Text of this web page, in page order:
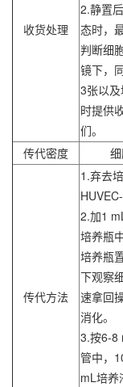
收货处理
2.静置
态时，
判断细
镜下，
3张以
时提供
们。
传代密度
传代方法
1.弃去
2.加1
培养瓶
培养瓶
下观察
速拿回
消化。
3.按6-8
管中，
mL培养